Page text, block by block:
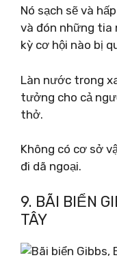
Nó sạch sẽ và
và đón những tia
kỳ cơ hội nào bị
Làn nước trong
tưởng cho cả
thở.
Không có cơ sở
đi dã ngoại.
9. BÃI BIỂN
TÂY